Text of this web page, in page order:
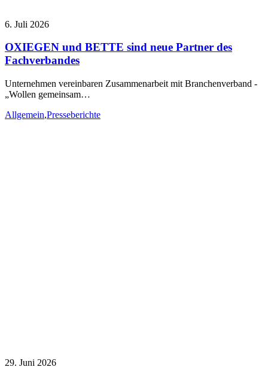
6. Juli 2026
OXIEGEN und BETTE sind neue Partner des
Fachverbandes
Unternehmen vereinbaren Zusammenarbeit mit Branchenverband -
„Wollen gemeinsam…
Allgemein,Presseberichte
29. Juni 2026